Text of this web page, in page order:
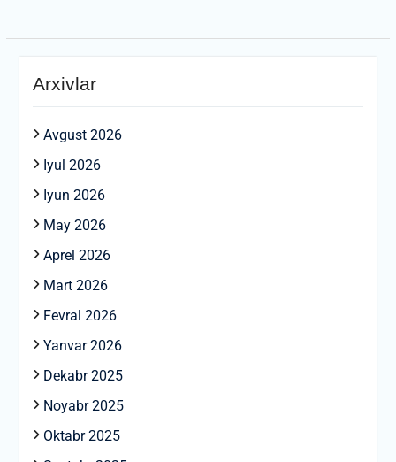
Arxivlar
Avgust 2026
Iyul 2026
Iyun 2026
May 2026
Aprel 2026
Mart 2026
Fevral 2026
Yanvar 2026
Dekabr 2025
Noyabr 2025
Oktabr 2025